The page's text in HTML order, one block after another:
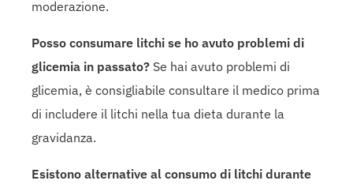
moderazione.
Posso consumare litchi se ho avuto problemi di
glicemia in passato? Se hai avuto problemi di
glicemia, è consigliabile consultare il medico prima
di includere il litchi nella tua dieta durante la
gravidanza.
Esistono alternative al consumo di litchi durante